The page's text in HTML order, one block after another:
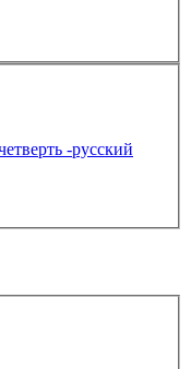
-русский